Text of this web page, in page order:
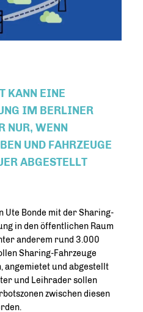
KANN EINE
IM BERLINER
NUR, WENN
UND FAHRZEUGE
ABGESTELLT
Ute Bonde mit der Sharing-
in den öffentlichen Raum
anderem rund 3.000
Sharing-Fahrzeuge
angemietet und abgestellt
und Leihrader sollen
zwischen diesen